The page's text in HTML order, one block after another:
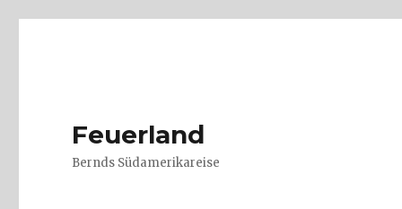
Feuerland
Bernds Südamerikareise